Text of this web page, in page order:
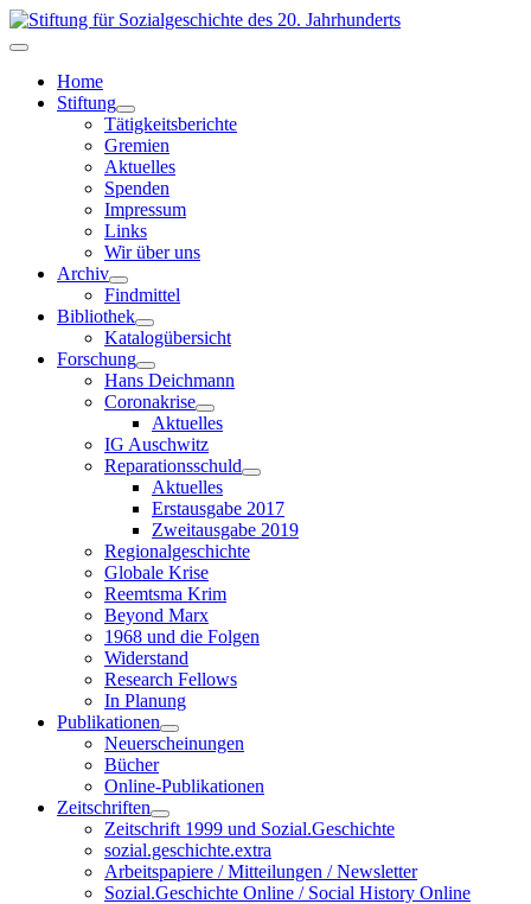
Home
Stiftung
Tätigkeitsberichte
Gremien
Aktuelles
Spenden
Impressum
Links
Wir über uns
Archiv
Findmittel
Bibliothek
Katalogübersicht
Forschung
Hans Deichmann
Coronakrise
Aktuelles
IG Auschwitz
Reparationsschuld
Aktuelles
Erstausgabe 2017
Zweitausgabe 2019
Regionalgeschichte
Globale Krise
Reemtsma Krim
Beyond Marx
1968 und die Folgen
Widerstand
Research Fellows
In Planung
Publikationen
Neuerscheinungen
Bücher
Online-Publikationen
Zeitschriften
Zeitschrift 1999 und Sozial.Geschichte
sozial.geschichte.extra
Arbeitspapiere / Mitteilungen / Newsletter
Sozial.Geschichte Online / Social History Online